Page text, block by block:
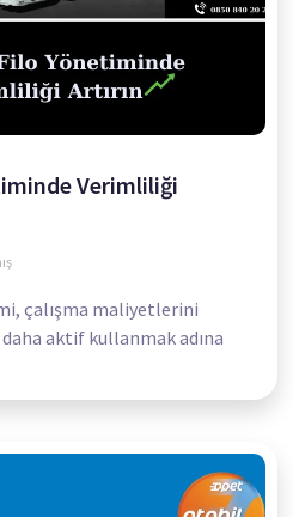
Verimliliği
çalışma maliyetlerini
aktif kullanmak adına